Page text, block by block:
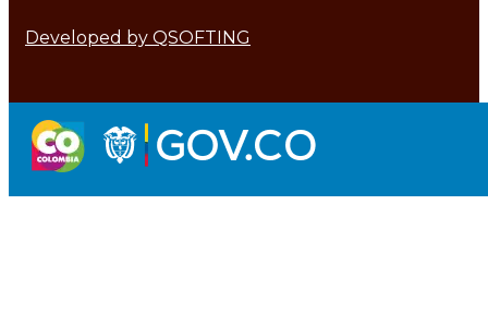
Developed by QSOFTING